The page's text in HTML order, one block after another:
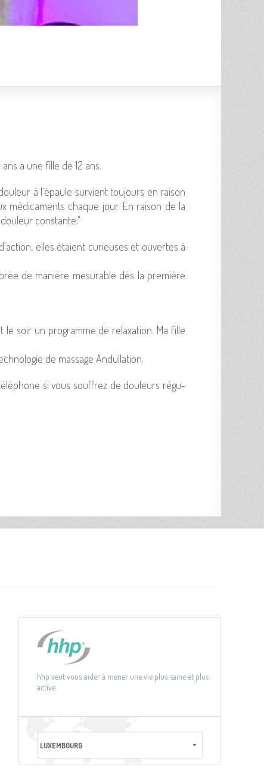
a une fille de 12 ans.
à l'épaule sur­vient tou­jours en raison
médi­ca­ments chaque jour. En raison de la
constante."
elles étaient curieuses et ouvertes à
de manière mesu­rable dès la pre­mière
soir un pro­gramme de relaxa­tion. Ma fille
de mas­sage Andul­la­tion.
si vous souf­frez de dou­leurs régu­
hhp veut vous aider à mener une vie plus saine et plus
active.